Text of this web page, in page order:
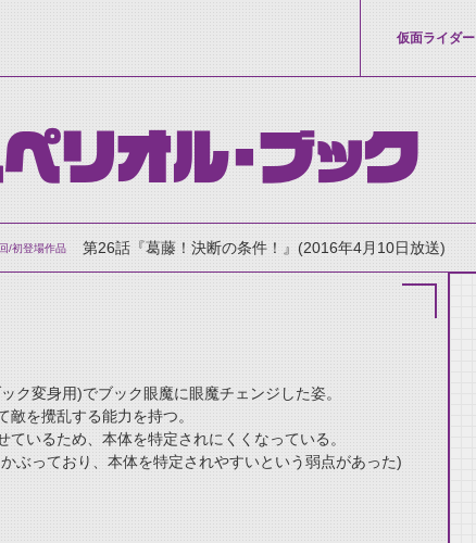
仮面ライダー
リオル・ブック
/初登場作品 第26話『葛藤！決断の条件！』(2016年4月10日放送)
ク変身用)でブック眼魔に眼魔チェンジした姿。
を攪乱する能力を持つ。
いるため、本体を特定されにくくなっている。
ぶっており、本体を特定されやすいという弱点があった)